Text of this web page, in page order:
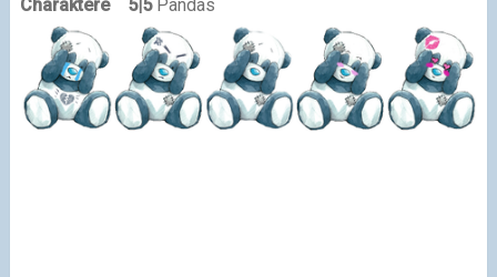
Charaktere
5|5 Pandas